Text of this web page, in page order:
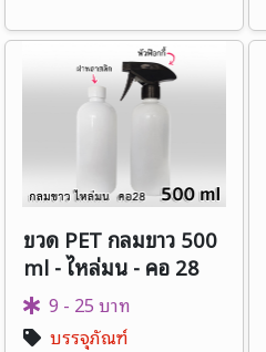
ขวด PET กลมขาว 500
ml - ไหล่มน - คอ 28
9 - 25 บาท
บรรจุภัณฑ์